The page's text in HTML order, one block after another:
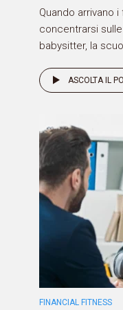
Quando arrivano
concentrarsi
babysitter, la
ASCOLTA IL
FINANCIAL FITNESS